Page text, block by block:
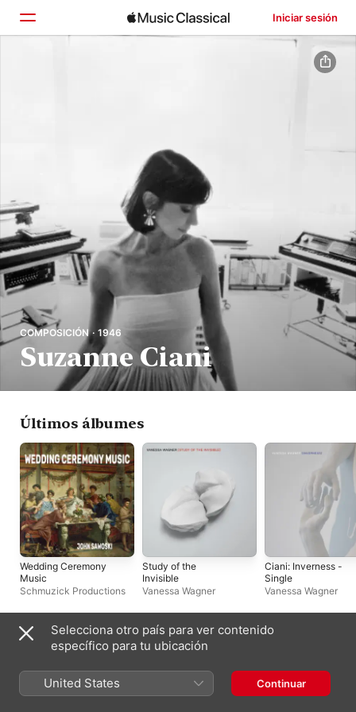
Iniciar sesión
COMPOSICIÓN · 1946
Suzanne Ciani
Últimos álbumes
Wedding Ceremony
Music
Schmuzick Productions
Study of the
Invisible
Vanessa Wagner
Ciani: Inverness -
Single
Vanessa Wagner
España English (UK)
Copyright © 2026 Apple Inc. Todos los derechos reservados.
Términos del servicio de internet
Apple Music y la privacidad
Selecciona otro país para ver contenido
específico para tu ubicación
United States Continuar